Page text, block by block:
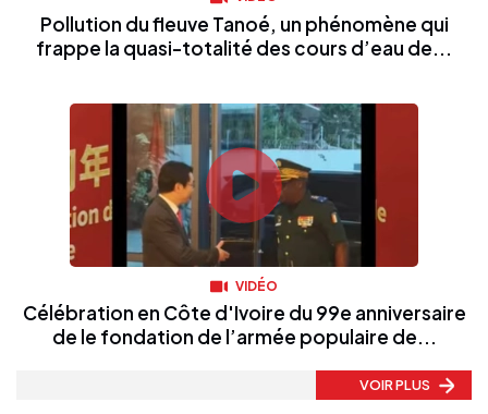
Pollution du fleuve Tanoé, un phénomène qui
frappe la quasi-totalité des cours d’eau de...
VIDÉO
Célébration en Côte d'Ivoire du 99e anniversaire
de le fondation de l’armée populaire de...
VOIR PLUS